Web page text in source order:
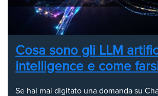
Cosa sono gli LLM
intelligence e come
Se hai mai digitato una domanda su